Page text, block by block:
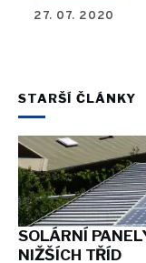
27. 07. 2020
STARŠÍ ČLÁNKY
SOLÁRNÍ
NIŽŠÍCH TŘÍD